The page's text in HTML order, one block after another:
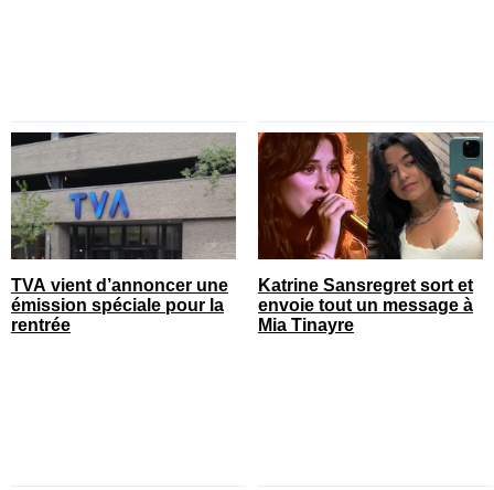
TVA vient d’annoncer une
émission spéciale pour la
rentrée
Katrine Sansregret sort et
envoie tout un message à
Mia Tinayre